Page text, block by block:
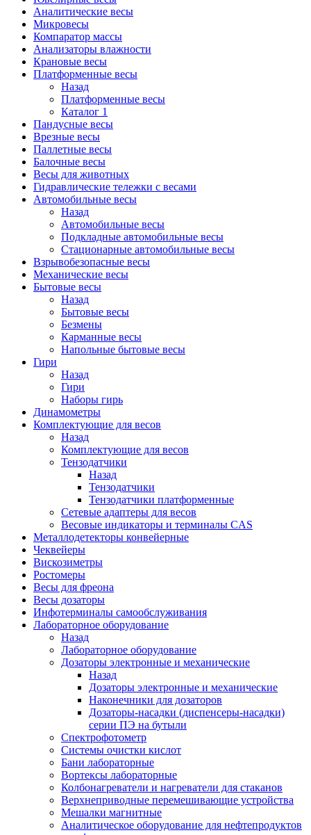
Аналитические весы
Микровесы
Компаратор массы
Анализаторы влажности
Крановые весы
Платформенные весы
Назад
Платформенные весы
Каталог 1
Пандусные весы
Врезные весы
Паллетные весы
Балочные весы
Весы для животных
Гидравлические тележки с весами
Автомобильные весы
Назад
Автомобильные весы
Подкладные автомобильные весы
Стационарные автомобильные весы
Взрывобезопасные весы
Механические весы
Бытовые весы
Назад
Бытовые весы
Безмены
Карманные весы
Напольные бытовые весы
Гири
Назад
Гири
Наборы гирь
Динамометры
Комплектующие для весов
Назад
Комплектующие для весов
Тензодатчики
Назад
Тензодатчики
Тензодатчики платформенные
Сетевые адаптеры для весов
Весовые индикаторы и терминалы CAS
Металлодетекторы конвейерные
Чеквейеры
Вискозиметры
Ростомеры
Весы для фреона
Весы дозаторы
Инфотерминалы самообслуживания
Лабораторное оборудование
Назад
Лабораторное оборудование
Дозаторы электронные и механические
Назад
Дозаторы электронные и механические
Наконечники для дозаторов
Дозаторы-насадки (диспенсеры-насадки)
серии ПЭ на бутыли
Спектрофотометр
Системы очистки кислот
Бани лабораторные
Вортексы лабораторные
Колбонагреватели и нагреватели для стаканов
Верхнеприводные перемешивающие устройства
Мешалки магнитные
Аналитическое оборудование для нефтепродуктов